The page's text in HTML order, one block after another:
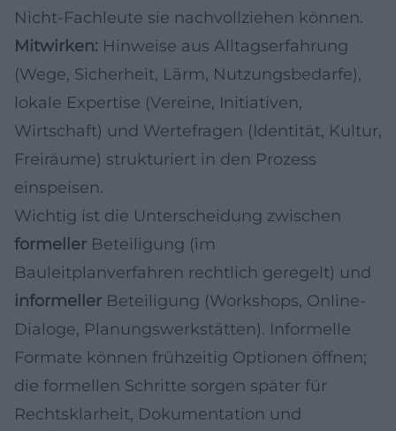
Nicht-Fachleute sie nachvollziehen können.
Mitwirken: Hinweise aus Alltagserfahrung
(Wege, Sicherheit, Lärm, Nutzungsbedarfe),
lokale Expertise (Vereine, Initiativen,
Wirtschaft) und Wertefragen (Identität, Kultur,
Freiräume) strukturiert in den Prozess
einspeisen.
Wichtig ist die Unterscheidung zwischen
formeller Beteiligung (im
Bauleitplanverfahren rechtlich geregelt) und
informeller Beteiligung (Workshops, Online-
Dialoge, Planungswerkstätten). Informelle
Formate können frühzeitig Optionen öffnen;
die formellen Schritte sorgen später für
Rechtsklarheit, Dokumentation und